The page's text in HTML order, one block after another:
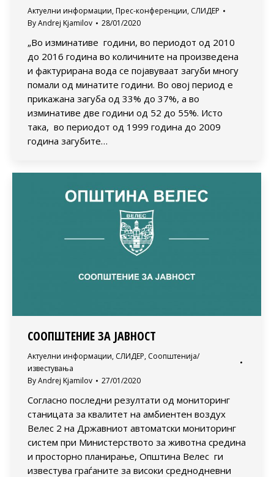
Актуелни информации, Прес-конференции, СЛИДЕР
ByAndrej Kjamilov 28/01/2020
„Во изминативе години, во периодот од 2010
до 2016 година во количините на произведена
и фактурирана вода се појавуваат загуби многу
помали од минатите години. Во овој период е
прикажана загуба од 33% до 37%, а во
изминативе две години од 52 до 55%. Исто
така, во периодот од 1999 година до 2009
година загубите…
СООПШТЕНИЕ ЗА ЈАВНОСТ
Актуелни информации, СЛИДЕР, Соопштенија/
известувања
ByAndrej Kjamilov 27/01/2020
Согласно последни резултати од мониторинг
станицата за квалитет на амбиентен воздух
Велес 2 на Државниот автоматски мониторинг
систем при Министерството за животна средина
и просторно планирање, Општина Велес ги
известува граѓаните за високи среднодневни